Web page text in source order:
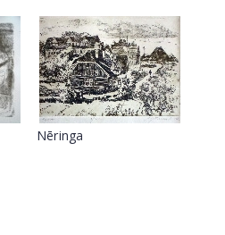
Nēringa